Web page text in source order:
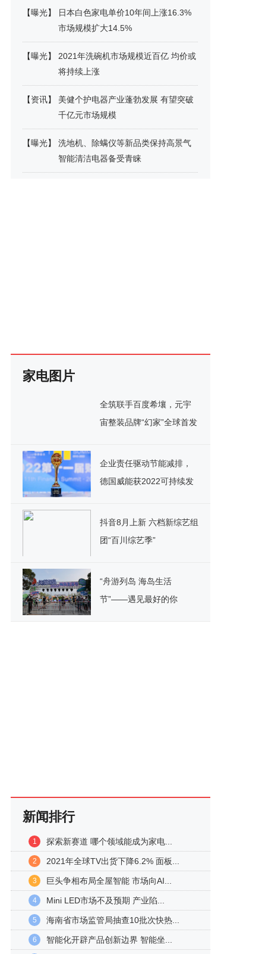
【曝光】
日本白色家电单价10年间上涨16.3%
市场规模扩大14.5%
【曝光】
2021年洗碗机市场规模近百亿 均价或
将持续上涨
【资讯】
美健个护电器产业蓬勃发展 有望突破
千亿元市场规模
【曝光】
洗地机、除螨仪等新品类保持高景气
智能清洁电器备受青睐
家电图片
全筑联手百度希壤，元宇
宙整装品牌“幻家”全球首发
企业责任驱动节能减排，
德国威能获2022可持续发
抖音8月上新 六档新综艺组
团“百川综艺季”
“舟游列岛 海岛生活
节”——遇见最好的你
新闻排行
1 探索新赛道 哪个领域能成为家电...
2 2021年全球TV出货下降6.2% 面板...
3 巨头争相布局全屋智能 市场向AI...
4 Mini LED市场不及预期 产业陷...
5 海南省市场监管局抽查10批次快热...
6 智能化开辟产品创新边界 智能坐...